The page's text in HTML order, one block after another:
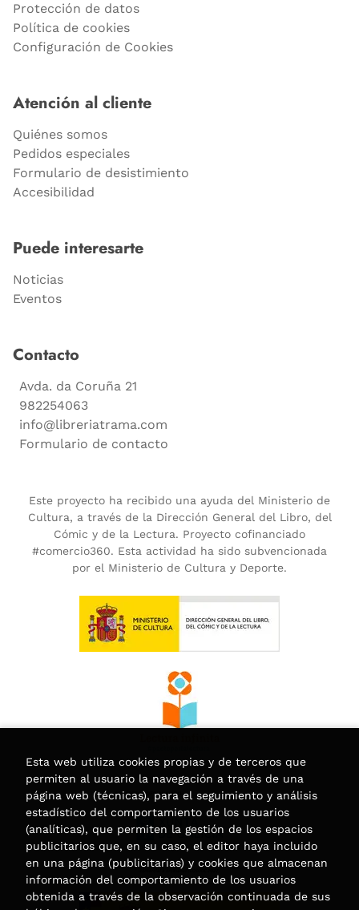
Protección de datos
Política de cookies
Configuración de Cookies
Atención al cliente
Quiénes somos
Pedidos especiales
Formulario de desistimiento
Accesibilidad
Puede interesarte
Noticias
Eventos
Contacto
Avda. da Coruña 21
982254063
info@libreriatrama.com
Formulario de contacto
Este proyecto ha recibido una ayuda del Ministerio de
Cultura, a través de la Dirección General del Libro, del
Cómic y de la Lectura. Proyecto cofinanciado
#comercio360. Esta actividad ha sido subvencionada
por el Ministerio de Cultura y Deporte.
Esta web utiliza cookies propias y de terceros que
permiten al usuario la navegación a través de una
página web (técnicas), para el seguimiento y análisis
estadístico del comportamiento de los usuarios
(analíticas), que permiten la gestión de los espacios
publicitarios que, en su caso, el editor haya incluido
en una página (publicitarias) y cookies que almacenan
información del comportamiento de los usuarios
obtenida a través de la observación continuada de sus